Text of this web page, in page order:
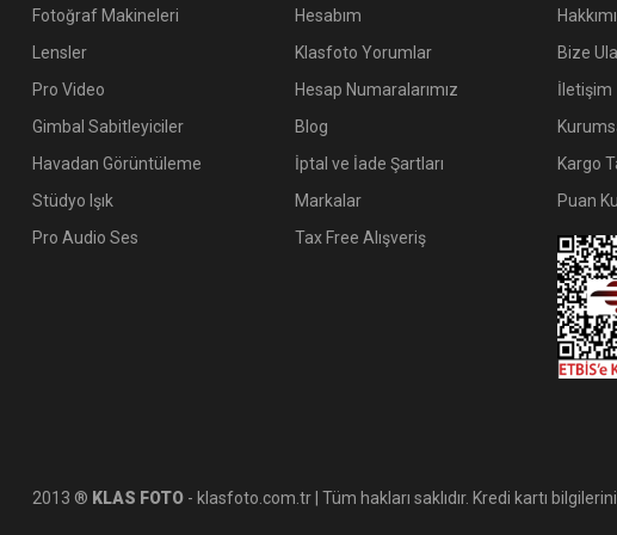
Fotoğraf Makineleri
Lensler
Pro Video
Gimbal Sabitleyiciler
Havadan Görüntüleme
Stüdyo Işık
Pro Audio Ses
Hesabım
Klasfoto Yorumlar
Hesap Numaralarımız
Blog
İptal ve İade Şartları
Markalar
Tax Free Alışveriş
Bize
İletişim
Kargo
Puan
2013 ® KLAS FOTO - klasfoto.com.tr | Tüm hakları saklıdır. Kredi kartı